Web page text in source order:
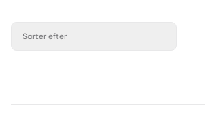
Sorter efter